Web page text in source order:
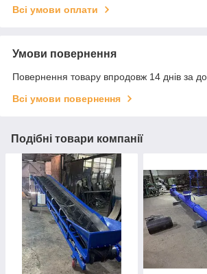
Всі умови оплати
Умови повернення
Повернення товару впродовж 14 днів за
Всі умови повернення
Подібні товари компанії